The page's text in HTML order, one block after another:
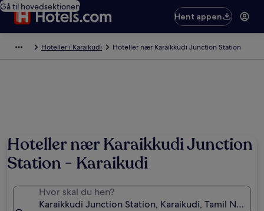
Gå til hovedsektionen
Hent appen
Hoteller i Karaikudi Hoteller nær Karaikkudi Junction Station
Hoteller nær Karaikkudi Junction
Station - Karaikudi
Hvor skal du hen?
Karaikkudi Junction Station, Karaikudi, Tamil Nadu,